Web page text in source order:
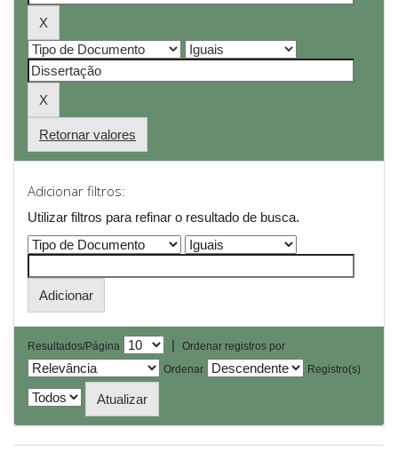
Retornar valores
Adicionar filtros:
Utilizar filtros para refinar o resultado de busca.
Resultados/Página |
Ordenar registros por
Ordenar
Registro(s)